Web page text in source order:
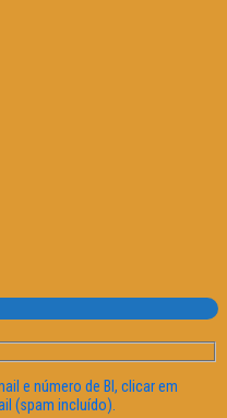
e número de BI, clicar em
(spam incluído).